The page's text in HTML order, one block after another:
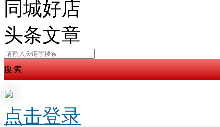
同城好店
头条文章
搜 索
点击登录